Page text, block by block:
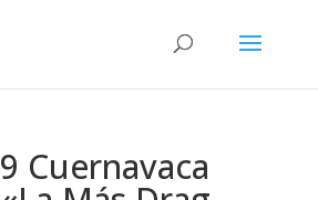
Cuernavaca